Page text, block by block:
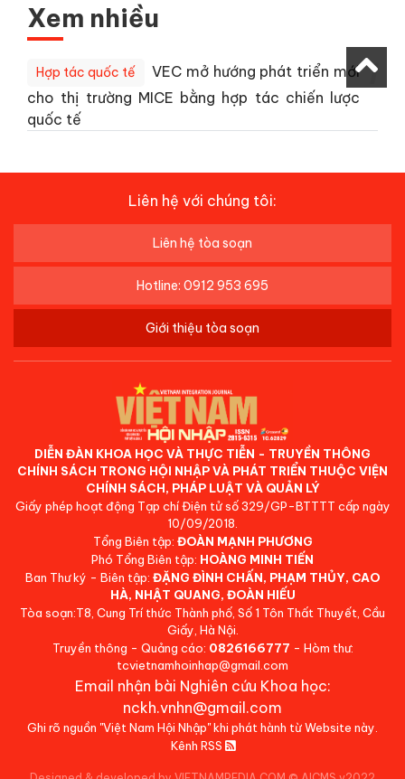
Xem nhiều
Hợp tác quốc tế
VEC mở hướng phát triển mới
cho thị trường MICE bằng hợp tác chiến lược
quốc tế
1
Liên hệ với chúng tôi:
Liên hệ tòa soạn
Hotline: 0912 953 695
Giới thiệu tòa soạn
DIỄN ĐÀN KHOA HỌC VÀ THỰC TIỄN - TRUYỀN THÔNG
CHÍNH SÁCH TRONG HỘI NHẬP VÀ PHÁT TRIỂN THUỘC VIỆN
CHÍNH SÁCH, PHÁP LUẬT VÀ QUẢN LÝ
Giấy phép hoạt động Tạp chí Điện tử số 329/GP-BTTTT cấp ngày
10/09/2018.
Tổng Biên tập: ĐOÀN MẠNH PHƯƠNG
Phó Tổng Biên tập: HOÀNG MINH TIẾN
Ban Thư ký - Biên tập: ĐẶNG ĐÌNH CHẤN, PHẠM THỦY, CAO
HÀ, NHẬT QUANG, ĐOÀN HIẾU
Tòa soạn:T8, Cung Trí thức Thành phố, Số 1 Tôn Thất Thuyết, Cầu
Giấy, Hà Nội.
Truyền thông - Quảng cáo: 0826166777 - Hòm thư:
tcvietnamhoinhap@gmail.com
Email nhận bài Nghiên cứu Khoa học:
nckh.vnhn@gmail.com
Ghi rõ nguồn "Việt Nam Hội Nhập" khi phát hành từ Website này.
Kênh RSS